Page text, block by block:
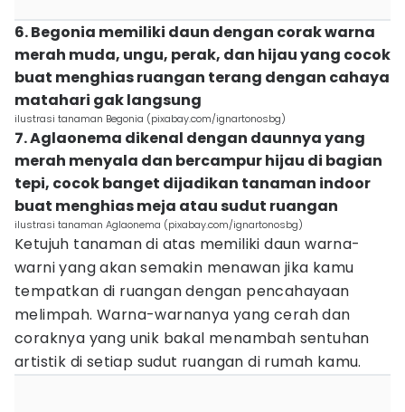
6. Begonia memiliki daun dengan corak warna
merah muda, ungu, perak, dan hijau yang cocok
buat menghias ruangan terang dengan cahaya
matahari gak langsung
ilustrasi tanaman Begonia (pixabay.com/ignartonosbg)
7. Aglaonema dikenal dengan daunnya yang
merah menyala dan bercampur hijau di bagian
tepi, cocok banget dijadikan tanaman indoor
buat menghias meja atau sudut ruangan
ilustrasi tanaman Aglaonema (pixabay.com/ignartonosbg)
Ketujuh tanaman di atas memiliki daun warna-
warni yang akan semakin menawan jika kamu
tempatkan di ruangan dengan pencahayaan
melimpah. Warna-warnanya yang cerah dan
coraknya yang unik bakal menambah sentuhan
artistik di setiap sudut ruangan di rumah kamu.